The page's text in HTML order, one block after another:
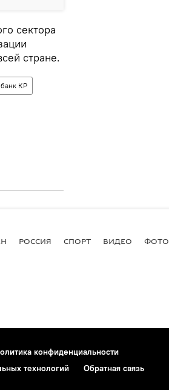
сектора
стране.
КР
РОССИЯ СПОРТ ВИДЕО ФОТО
конфиденциальности
технологий Обратная связь